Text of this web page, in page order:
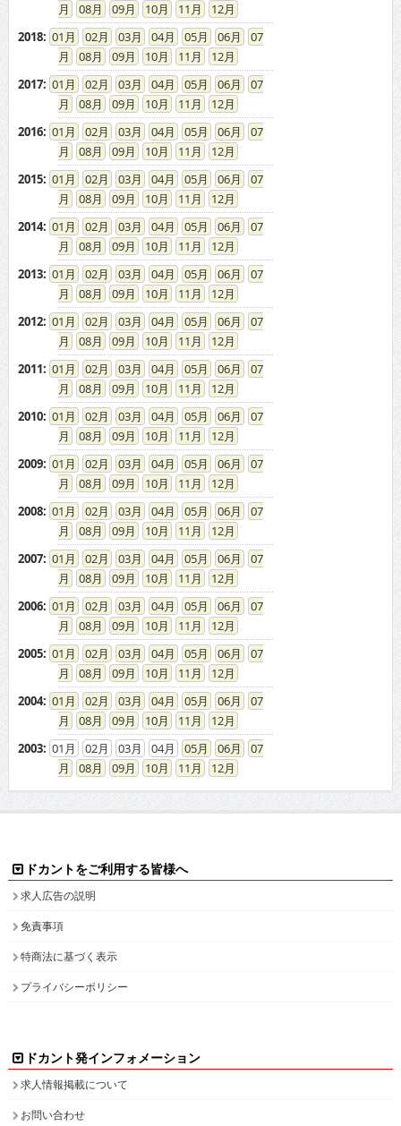
01 02 03 04 05 06
08
09 10 11
12
01 02 03 04 05 06
08
09 10 11
12
01 02 03 04 05 06
08
09 10 11
12
01 02 03 04 05 06
08
09 10 11
12
01 02 03 04 05 06
08
09 10 11
12
01 02 03 04 05 06
08
09 10 11
12
01 02 03 04 05 06
08
09 10 11
12
01 02 03 04 05 06
08
09 10 11
12
01 02 03 04 05 06
08
09 10 11
12
01 02 03 04 05 06
08
09 10 11
12
01 02 03 04 05 06
08
09 10 11
12
01 02 03 04 05 06
08
09 10 11
12
01 02 03 04 05 06
08
09 10 11
12
01 02 03 04 05 06
08
09 10 11
12
01 02 03 04 05 06
08
09 10 11
12
01 02 03 04 05 06
08
09 10 11 12
求人広告の説明
免責事項
特商法に基づく表示
プライバシーポリシー
求人情報掲載について
お問い合わせ